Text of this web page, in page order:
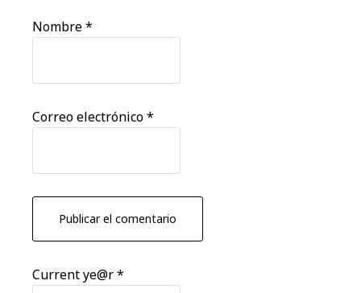
Nombre*
Correo electrónico*
Current ye@r*